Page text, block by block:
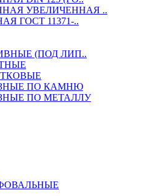
УВЕЛИЧЕННАЯ ..
ГОСТ 11371-..
(ПОД ЛИП..
ПО КАМНЮ
ПО МЕТАЛЛУ